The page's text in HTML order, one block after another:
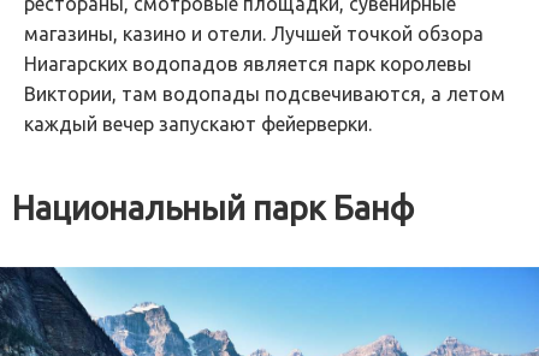
магазины, казино и отели. Лучшей точкой обзора
Ниагарских водопадов является парк королевы
Виктории, там водопады подсвечиваются, а летом
каждый вечер запускают фейерверки.
Национальный парк Банф